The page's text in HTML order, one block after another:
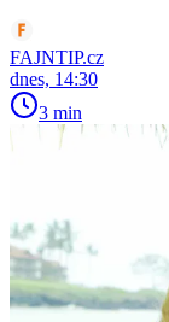
FAJNTIP.cz
dnes, 14:30
3 min